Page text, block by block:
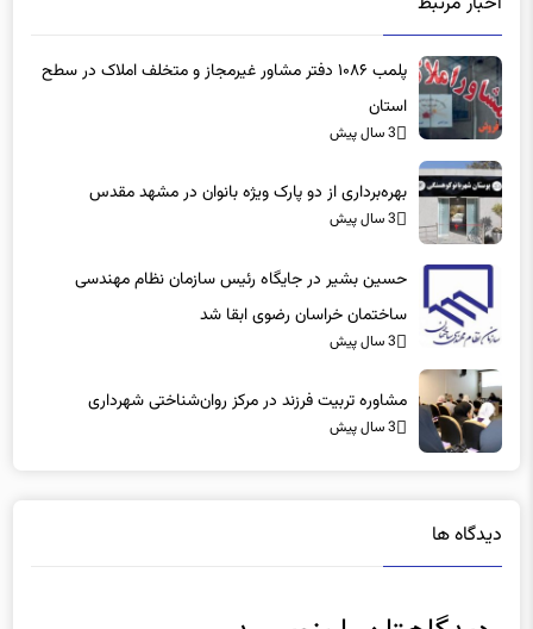
استان
3 سال پیش
ساختمان خراسان رضوی ابقا شد
3 سال پیش
3 سال پیش